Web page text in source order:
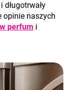
opinie naszych
perfum i